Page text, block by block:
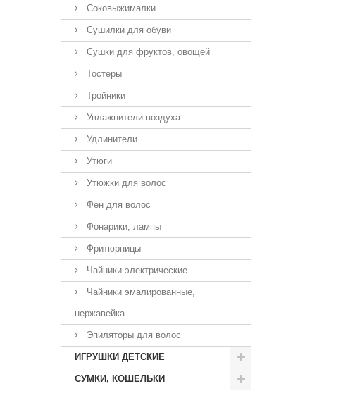
Соковыжималки
Сушилки для обуви
Сушки для фруктов, овощей
Тостеры
Тройники
Увлажнители воздуха
Удлинители
Утюги
Утюжки для волос
Фен для волос
Фонарики, лампы
Фритюрницы
Чайники электрические
Чайники эмалированные,
нержавейка
Эпиляторы для волос
ИГРУШКИ ДЕТСКИЕ
СУМКИ, КОШЕЛЬКИ